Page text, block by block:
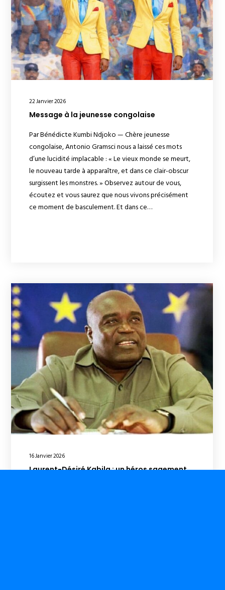
22 Janvier 2026
Message à la jeunesse congolaise
Par Bénédicte Kumbi Ndjoko — Chère jeunesse
congolaise, Antonio Gramsci nous a laissé ces mots
d’une lucidité implacable : « Le vieux monde se meurt,
le nouveau tarde à apparaître, et dans ce clair-obscur
surgissent les monstres. » Observez autour de vous,
écoutez et vous saurez que nous vivons précisément
ce moment de basculement. Et dans ce…
16 Janvier 2026
Laurent-Désiré Kabila : un héros sagement